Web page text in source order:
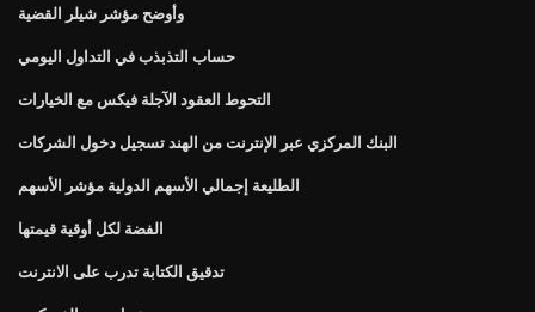
وأوضح مؤشر شيلر القضية
حساب التذبذب في التداول اليومي
التحوط العقود الآجلة فيكس مع الخيارات
البنك المركزي عبر الإنترنت من الهند تسجيل دخول الشركات
الطليعة إجمالي الأسهم الدولية مؤشر الأسهم
الفضة لكل أوقية قيمتها
تدقيق الكتابة تدرب على الانترنت